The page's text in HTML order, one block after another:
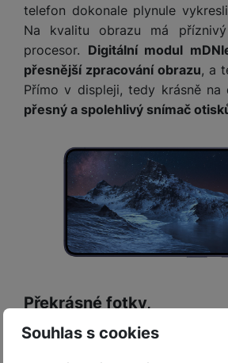
Souhlas s cookies
telefon dokonale plynule
Na kvalitu obrazu má
procesor. Digitální modul
přesnější zpracování obrazu, a
Přímo v displeji, tedy krásně na
přesný a spolehlivý snímač
Překrásné fotky,
dokonce i v noci